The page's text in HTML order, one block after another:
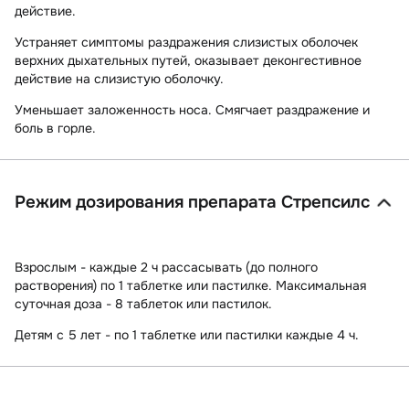
действие.
Устраняет симптомы раздражения слизистых оболочек
верхних дыхательных путей, оказывает деконгестивное
действие на слизистую оболочку.
Уменьшает заложенность носа. Смягчает раздражение и
боль в горле.
Режим дозирования препарата Стрепсилс
Взрослым - каждые 2 ч рассасывать (до полного
растворения) по 1 таблетке или пастилке. Максимальная
суточная доза - 8 таблеток или пастилок.
Детям с 5 лет - по 1 таблетке или пастилки каждые 4 ч.